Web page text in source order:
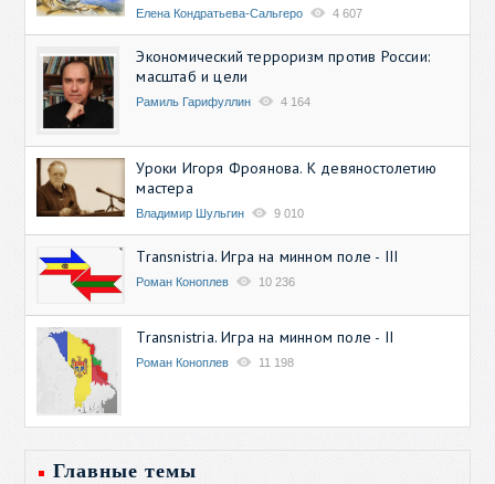
Елена Кондратьева-Сальгеро 4 607
Экономический терроризм против России:
масштаб и цели
Рамиль Гарифуллин 4 164
Уроки Игоря Фроянова. К девяностолетию
мастера
Владимир Шульгин 9 010
Transnistria. Игра на минном поле - III
Роман Коноплев 10 236
Transnistria. Игра на минном поле - II
Роман Коноплев 11 198
Главные темы